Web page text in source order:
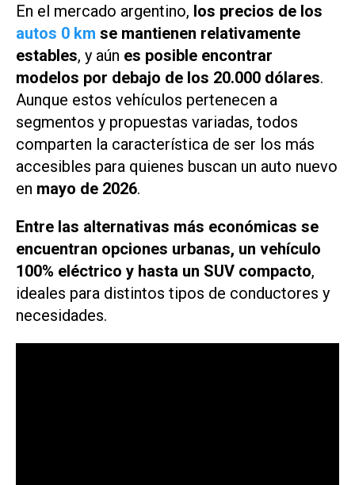
En el mercado argentino, los precios de los
autos 0 km se mantienen relativamente
estables, y aún es posible encontrar
modelos por debajo de los 20.000 dólares.
Aunque estos vehículos pertenecen a
segmentos y propuestas variadas, todos
comparten la característica de ser los más
accesibles para quienes buscan un auto nuevo
en mayo de 2026.
Entre las alternativas más económicas se
encuentran opciones urbanas, un vehículo
100% eléctrico y hasta un SUV compacto,
ideales para distintos tipos de conductores y
necesidades.